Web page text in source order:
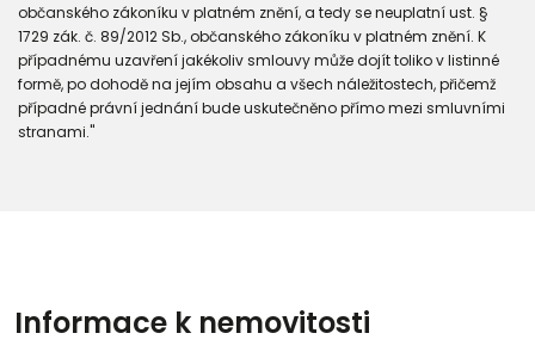
občanského zákoníku v platném znění, a tedy se neuplatní ust. §
1729 zák. č. 89/2012 Sb., občanského zákoníku v platném znění. K
případnému uzavření jakékoliv smlouvy může dojít toliko v listinné
formě, po dohodě na jejím obsahu a všech náležitostech, přičemž
případné právní jednání bude uskutečněno přímo mezi smluvními
stranami."
Informace k nemovitosti